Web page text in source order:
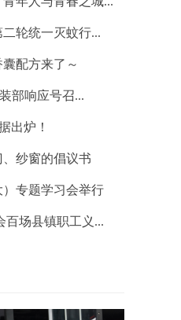
轮统一灭蚊行...
配方来了～
部响应号召...
出炉！
纱窗的倡议书
专题学习会举行
百场县镇职工义...